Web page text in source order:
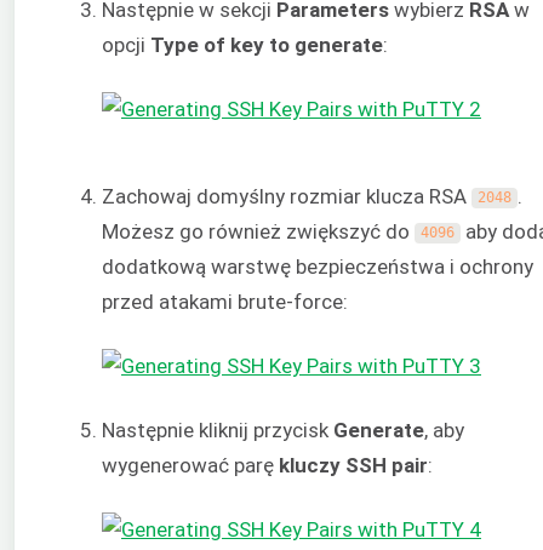
Następnie w sekcji Parameters wybierz RSAw
opcji Type of key to generate:
Zachowaj domyślny rozmiar klucza RSA 2048 .
Możesz go również zwiększyć do
4096 aby
dodatkową warstwę bezpieczeństwa i ochrony
przed atakami brute-force:
Następnie kliknij przycisk Generate, aby
wygenerować parę kluczy SSH pair: